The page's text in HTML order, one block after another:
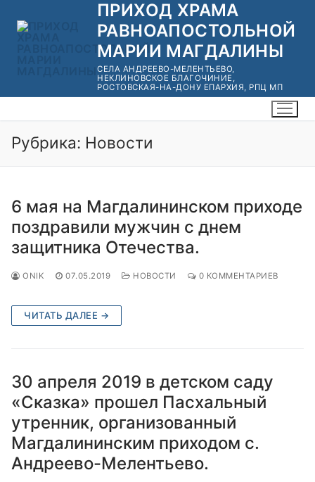
ПРИХОД ХРАМА
РАВНОАПОСТОЛЬНОЙ
МАРИИ МАГДАЛИНЫ
СЕЛА АНДРЕЕВО-МЕЛЕНТЬЕВО,
НЕКЛИНОВСКОЕ БЛАГОЧИНИЕ,
РОСТОВСКАЯ-НА-ДОНУ ЕПАРХИЯ, РПЦ МП
Рубрика: Новости
6 мая на Магдалининском приходе
поздравили мужчин с днем
защитника Отечества.
ONIK 07.05.2019 НОВОСТИ 0 КОММЕНТАРИЕВ
ЧИТАТЬ ДАЛЕЕ →
30 апреля 2019 в детском саду
«Сказка» прошел Пасхальный
утренник, организованный
Магдалининским приходом с.
Андреево-Мелентьево.